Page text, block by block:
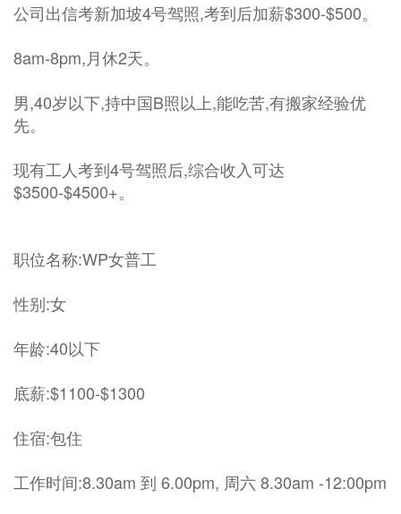
公司出信考新加坡4号驾照,考到后加薪$300-$500。
8am-8pm,月休2天。
男,40岁以下,持中国B照以上,能吃苦,有搬家经验优
先。
现有工人考到4号驾照后,综合收入可达
$3500-$4500+。
职位名称:WP女普工
性别:女
年龄:40以下
底薪:$1100-$1300
住宿:包住
工作时间:8.30am 到 6.00pm, 周六 8.30am -12:00pm